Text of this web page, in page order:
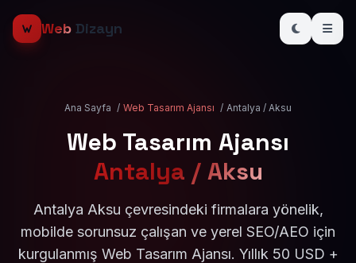
Web Dizayn
Ana Sayfa / Web Tasarım Ajansı / Antalya / Aksu
Web Tasarım Ajansı
Antalya / Aksu
Antalya Aksu çevresindeki firmalara yönelik,
mobilde sorunsuz çalışan ve yerel SEO/AEO için
kurgulanmış Web Tasarım Ajansı. Yıllık 50 USD +